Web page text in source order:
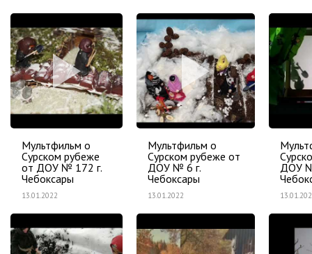
Мультфильм о
Сурском рубеже
от ДОУ № 172 г.
Чебоксары
13.01.2022
Мультфильм о
Сурском рубеже от
ДОУ № 6 г.
Чебоксары
13.01.2022
ДОУ